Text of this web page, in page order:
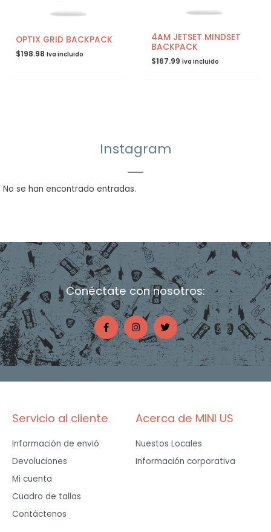
OPTIX GRID BACKPACK
$198.98 Iva incluido
4AM JETSET MINDSET
BACKPACK
$167.99 Iva incluido
Instagram
No se han encontrado entradas.
Conéctate con nosotros:
F
a
c
e
b
o
o
I
n
s
t
a
g
r
T
w
i
t
t
e
Servicio al cliente
Información de envió
Devoluciones
Mi cuenta
Cuadro de tallas
Contáctenos
Acerca de MINI US
Nuestos Locales
Información corporativa